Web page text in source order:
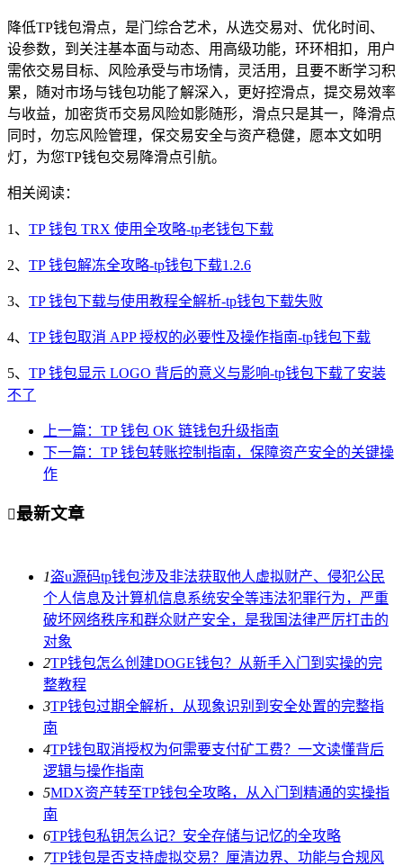
降低TP钱包滑点，是门综合艺术，从选交易对、优化时间、
设参数，到关注基本面与动态、用高级功能，环环相扣，用户
需依交易目标、风险承受与市场情，灵活用，且要不断学习积
累，随对市场与钱包功能了解深入，更好控滑点，提交易效率
与收益，加密货币交易风险如影随形，滑点只是其一，降滑点
同时，勿忘风险管理，保交易安全与资产稳健，愿本文如明
灯，为您TP钱包交易降滑点引航。
相关阅读：
1、 TP 钱包 TRX 使用全攻略-tp老钱包下载
2、 TP 钱包解冻全攻略-tp钱包下载1.2.6
3、 TP 钱包下载与使用教程全解析-tp钱包下载失败
4、 TP 钱包取消 APP 授权的必要性及操作指南-tp钱包下载
5、 TP 钱包显示 LOGO 背后的意义与影响-tp钱包下载了安装
不了
上一篇：TP 钱包 OK 链钱包升级指南
下一篇：TP 钱包转账控制指南，保障资产安全的关键操
作
最新文章
1盗u源码tp钱包涉及非法获取他人虚拟财产、侵犯公民
个人信息及计算机信息系统安全等违法犯罪行为，严重
破坏网络秩序和群众财产安全，是我国法律严厉打击的
对象
2TP钱包怎么创建DOGE钱包？从新手入门到实操的完
整教程
3TP钱包过期全解析，从现象识别到安全处置的完整指
南
4TP钱包取消授权为何需要支付矿工费？一文读懂背后
逻辑与操作指南
5MDX资产转至TP钱包全攻略，从入门到精通的实操指
南
6TP钱包私钥怎么记？安全存储与记忆的全攻略
7TP钱包是否支持虚拟交易？厘清边界、功能与合规风